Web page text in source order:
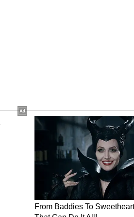
ಅಮಾನವೀಯ ಘಟನೆ;
ದುರುಳರು!
ದಿನನಿತ್ಯ ಮಕ್ಕಳೇ ಶೌಚಾಲಯ